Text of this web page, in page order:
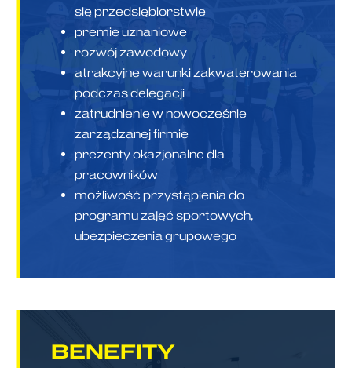
się przedsiębiorstwie
premie uznaniowe
rozwój zawodowy
atrakcyjne warunki zakwaterowania
podczas delegacji
zatrudnienie w nowocześnie
zarządzanej firmie
prezenty okazjonalne dla
pracowników
możliwość przystąpienia do
programu zajęć sportowych,
ubezpieczenia grupowego
BENEFITY